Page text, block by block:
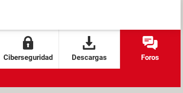
Ciberseguridad Descargas Foros